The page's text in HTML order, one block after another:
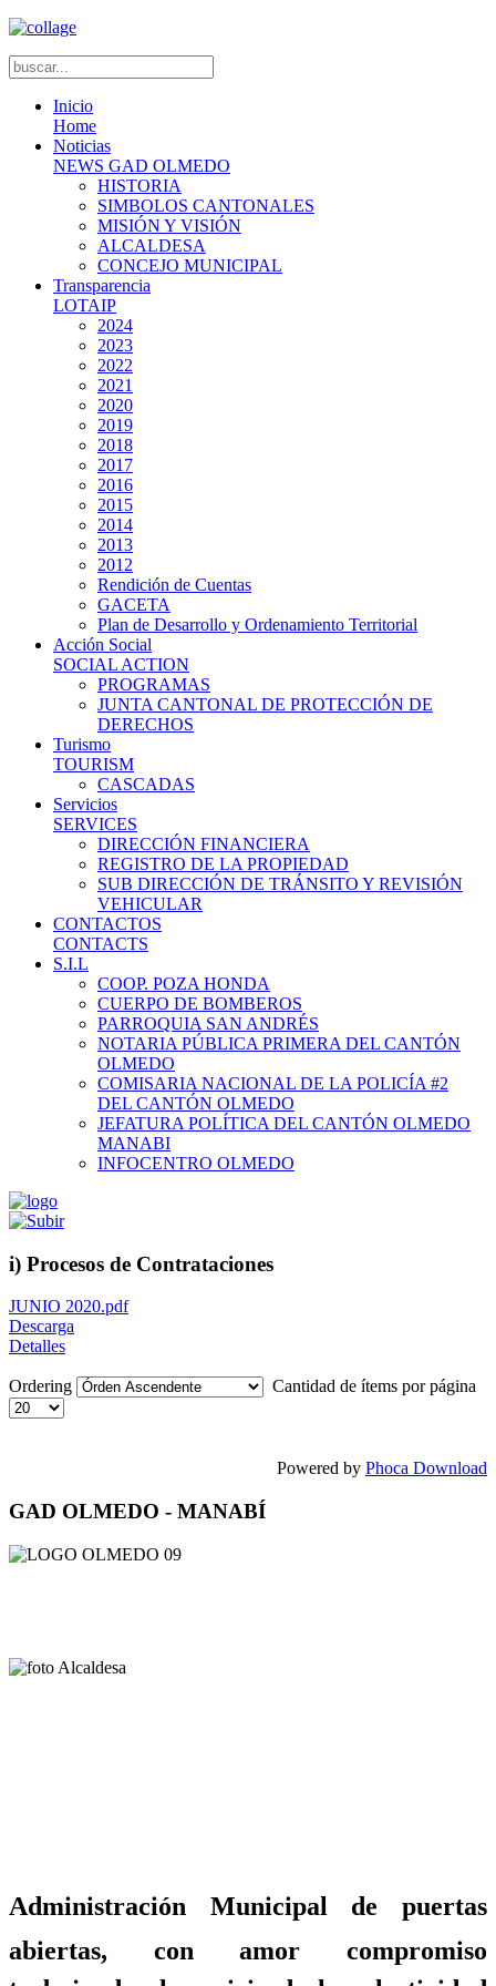
Inicio
Home
Noticias
NEWS GAD OLMEDO
HISTORIA
SIMBOLOS CANTONALES
MISIÓN Y VISIÓN
ALCALDESA
CONCEJO MUNICIPAL
Transparencia
LOTAIP
2024
2023
2022
2021
2020
2019
2018
2017
2016
2015
2014
2013
2012
Rendición de Cuentas
GACETA
Plan de Desarrollo y Ordenamiento Territorial
Acción Social
SOCIAL ACTION
PROGRAMAS
JUNTA CANTONAL DE PROTECCIÓN DE
DERECHOS
Turismo
TOURISM
CASCADAS
Servicios
SERVICES
DIRECCIÓN FINANCIERA
REGISTRO DE LA PROPIEDAD
SUB DIRECCIÓN DE TRÁNSITO Y REVISIÓN
VEHICULAR
CONTACTOS
CONTACTS
S.I.L
COOP. POZA HONDA
CUERPO DE BOMBEROS
PARROQUIA SAN ANDRÉS
NOTARIA PÚBLICA PRIMERA DEL CANTÓN
OLMEDO
COMISARIA NACIONAL DE LA POLICÍA #2
DEL CANTÓN OLMEDO
JEFATURA POLÍTICA DEL CANTÓN OLMEDO
MANABI
INFOCENTRO OLMEDO
i) Procesos de Contrataciones
JUNIO 2020.pdf
Descarga
Detalles
Ordering Cantidad de ítems por página
Powered by Phoca Download
GAD OLMEDO - MANABÍ
Administración Municipal de puertas
abiertas, con amor compromiso